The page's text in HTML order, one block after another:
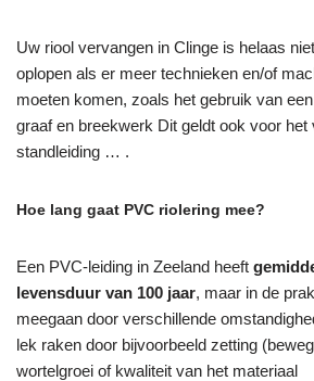
Uw riool vervangen in Clinge is helaas
oplopen als er meer technieken en/of
moeten komen, zoals het gebruik van
graaf en breekwerk Dit geldt ook voor het
standleiding … .
Hoe lang gaat PVC riolering mee?
Een PVC-leiding in Zeeland heeft
levensduur van 100 jaar, maar in de
meegaan door verschillende
lek raken door bijvoorbeeld zetting
wortelgroei of kwaliteit van het materiaal